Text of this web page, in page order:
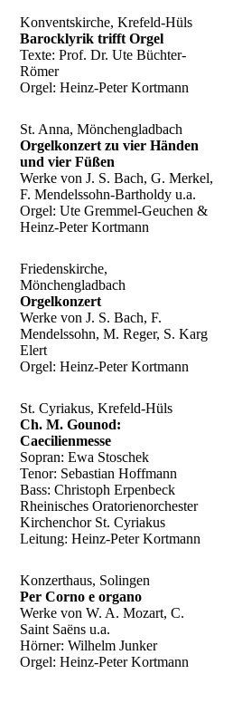
Konventskirche, Krefeld-Hüls
Barocklyrik trifft Orgel
Texte: Prof. Dr. Ute Büchter-
Römer
Orgel: Heinz-Peter Kortmann
St. Anna, Mönchengladbach
Orgelkonzert zu vier Händen
und vier Füßen
Werke von J. S. Bach, G. Merkel,
F. Mendelssohn-Bartholdy u.a.
Orgel: Ute Gremmel-Geuchen &
Heinz-Peter Kortmann
Friedenskirche,
Mönchengladbach
Orgelkonzert
Werke von J. S. Bach, F.
Mendelssohn, M. Reger, S. Karg
Elert
Orgel: Heinz-Peter Kortmann
St. Cyriakus, Krefeld-Hüls
Ch. M. Gounod:
Caecilienmesse
Sopran: Ewa Stoschek
Tenor: Sebastian Hoffmann
Bass: Christoph Erpenbeck
Rheinisches Oratorienorchester
Kirchenchor St. Cyriakus
Leitung: Heinz-Peter Kortmann
Konzerthaus, Solingen
Per Corno e organo
Werke von W. A. Mozart, C.
Saint Saëns u.a.
Hörner: Wilhelm Junker
Orgel: Heinz-Peter Kortmann